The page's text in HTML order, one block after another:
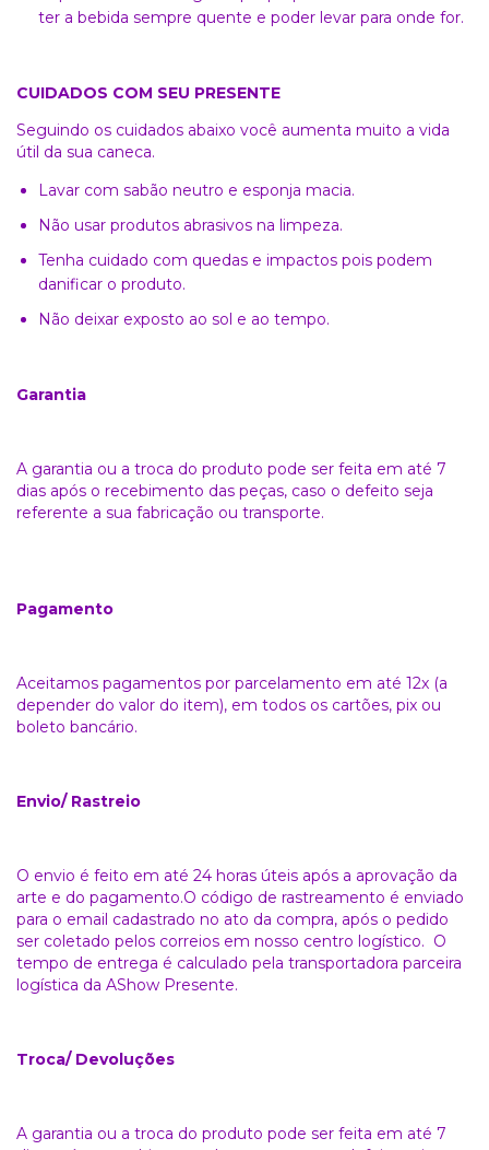
ter a bebida sempre quente e poder levar para onde for.
CUIDADOS COM SEU PRESENTE
Seguindo os cuidados abaixo você aumenta muito a vida
útil da sua caneca.
Lavar com sabão neutro e esponja macia.
Não usar produtos abrasivos na limpeza.
Tenha cuidado com quedas e impactos pois podem
danificar o produto.
Não deixar exposto ao sol e ao tempo.
Garantia
A garantia ou a troca do produto pode ser feita em até 7
dias após o recebimento das peças, caso o defeito seja
referente a sua fabricação ou transporte.
Pagamento
Aceitamos pagamentos por parcelamento em até 12x (a
depender do valor do item), em todos os cartões, pix ou
boleto bancário.
Envio/ Rastreio
O envio é feito em até 24 horas úteis após a aprovação da
arte e do pagamento.O código de rastreamento é enviado
para o email cadastrado no ato da compra, após o pedido
ser coletado pelos correios em nosso centro logístico. O
tempo de entrega é calculado pela transportadora parceira
logística da AShow Presente.
Troca/ Devoluções
A garantia ou a troca do produto pode ser feita em até 7